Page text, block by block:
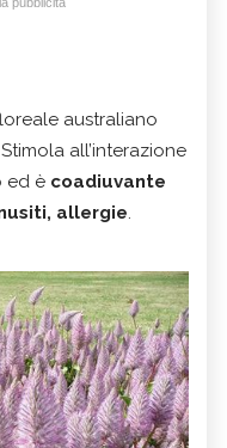
australiano
all’interazione
ed è coadiuvante
allergie.